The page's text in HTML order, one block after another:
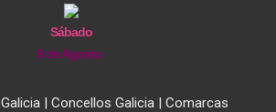
Sábado
8 de Agosto
Galicia| Concellos Galicia| Comarcas